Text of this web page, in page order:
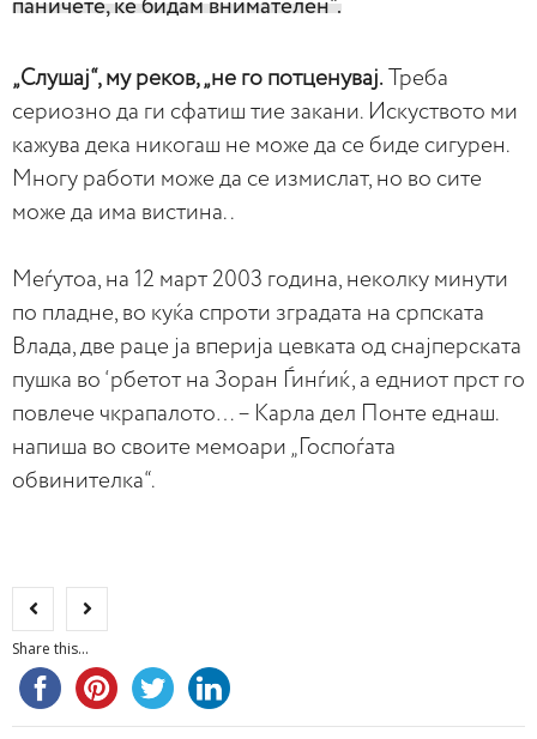
паничете, ќе бидам внимателен“.
„Слушај“, му реков, „не го потценувај. Треба
сериозно да ги сфатиш тие закани. Искуството ми
кажува дека никогаш не може да се биде сигурен.
Многу работи може да се измислат, но во сите
може да има вистина. .
Меѓутоа, на 12 март 2003 година, неколку минути
по пладне, во куќа спроти зградата на српската
Влада, две раце ја вперија цевката од снајперската
пушка во ‘рбетот на Зоран Ѓинѓиќ, а едниот прст го
повлече чкрапалото… – Карла дел Понте еднаш.
напиша во своите мемоари „Госпоѓата
обвинителка“.
Share this...